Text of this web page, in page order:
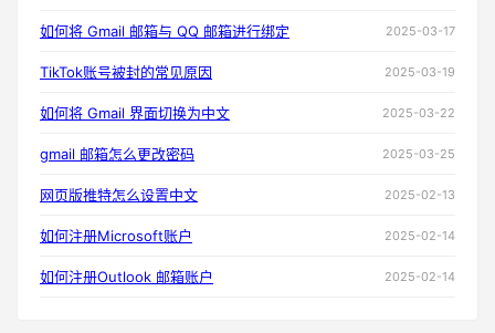
如何将 Gmail 邮箱与 QQ 邮箱进行绑定 2025-03-17
TikTok账号被封的常见原因 2025-03-19
如何将 Gmail 界面切换为中文 2025-03-22
gmail 邮箱怎么更改密码 2025-03-25
网页版推特怎么设置中文 2025-02-13
如何注册Microsoft账户 2025-02-14
如何注册Outlook 邮箱账户 2025-02-14